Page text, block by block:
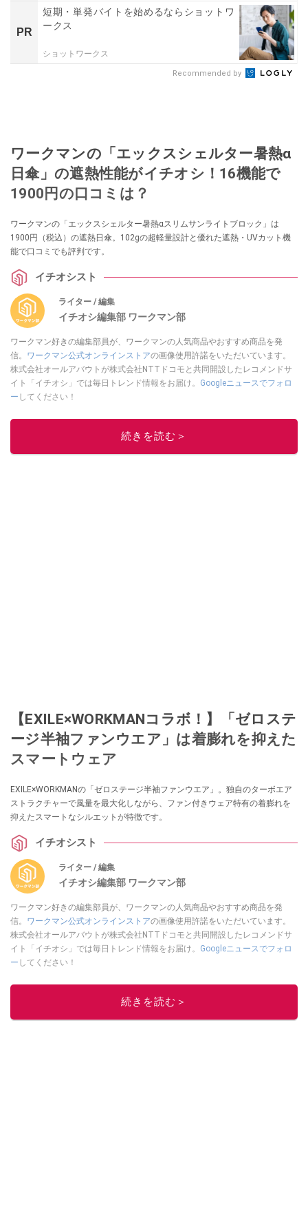
PR
短期・単発バイトを始めるならショットワ
ークス
ショットワークス
Recommended by
ワークマンの「エックスシェルター暑熱α
日傘」の遮熱性能がイチオシ！16機能で
1900円の口コミは？
ワークマンの「エックスシェルター暑熱αスリムサンライトブロック」は
1900円（税込）の遮熱日傘。102gの超軽量設計と優れた遮熱・UVカット機
能で口コミでも評判です。
イチオシスト
ライター / 編集
イチオシ編集部 ワークマン部
ワークマン好きの編集部員が、ワークマンの人気商品やおすすめ商品を発
信。 ワークマン公式オンラインストアの画像使用許諾をいただいています。
株式会社オールアバウトが株式会社NTTドコモと共同開設したレコメンドサ
イト「イチオシ」では毎日トレンド情報をお届け。 Googleニュースでフォロ
ー してください！
このイチオシストの他の記事を読む
続きを読む＞
【EXILE×WORKMANコラボ！】「ゼロステ
ージ半袖ファンウエア」は着膨れを抑えた
スマートウェア
EXILE×WORKMANの「ゼロステージ半袖ファンウエア」。独自のターボエア
ストラクチャーで風量を最大化しながら、ファン付きウェア特有の着膨れを
抑えたスマートなシルエットが特徴です。
イチオシスト
ライター / 編集
イチオシ編集部 ワークマン部
ワークマン好きの編集部員が、ワークマンの人気商品やおすすめ商品を発
信。 ワークマン公式オンラインストアの画像使用許諾をいただいています。
株式会社オールアバウトが株式会社NTTドコモと共同開設したレコメンドサ
イト「イチオシ」では毎日トレンド情報をお届け。 Googleニュースでフォロ
ー してください！
このイチオシストの他の記事を読む
続きを読む＞